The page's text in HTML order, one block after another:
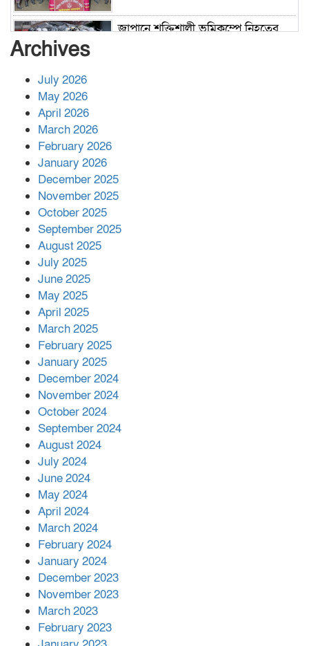
জাপানে শক্তিশালী ভূমিকম্পে নিহতের
পর ফোন তারেক রহমানের,গ্যাস সঙ্কট
সহায়তা দিলেন সাচিং প্রু জেরী
Archives
July 2026
May 2026
April 2026
March 2026
February 2026
January 2026
December 2025
November 2025
October 2025
September 2025
August 2025
July 2025
June 2025
May 2025
April 2025
March 2025
February 2025
January 2025
December 2024
November 2024
October 2024
September 2024
August 2024
July 2024
June 2024
May 2024
April 2024
March 2024
February 2024
January 2024
December 2023
November 2023
March 2023
February 2023